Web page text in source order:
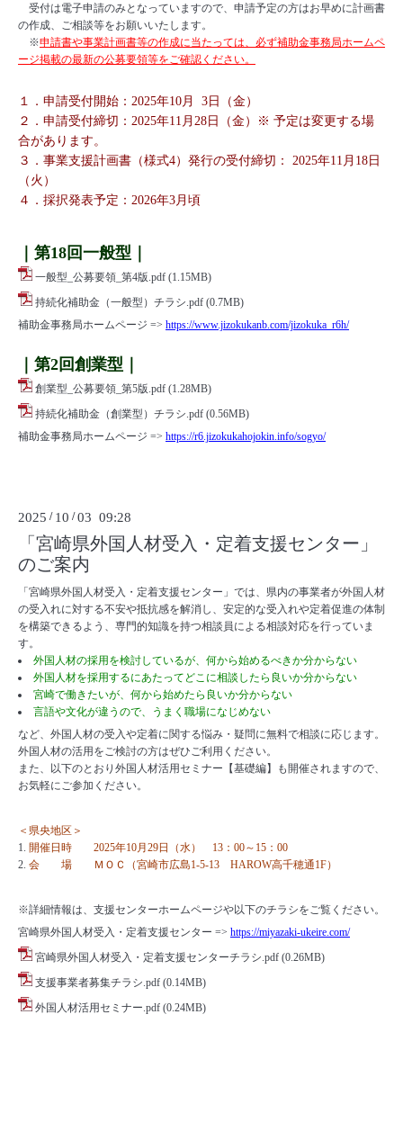
受付は電子申請のみとなっていますので、申請予定の方はお早めに計画書
の作成、ご相談等をお願いいたします。
※申請書や事業計画書等の作成に当たっては、必ず補助金事務局ホームペ
ージ掲載の最新の公募要領等をご確認ください。
１．申請受付開始：2025年10月 3日（金）
２．申請受付締切：2025年11月28日（金）※ 予定は変更する場
合があります。
３．事業支援計画書（様式4）発行の受付締切： 2025年11月18日
（火）
４．採択発表予定：2026年3月頃
｜第18回一般型｜
一般型_公募要領_第4版.pdf (1.15MB)
持続化補助金（一般型）チラシ.pdf (0.7MB)
補助金事務局ホームページ => https://www.jizokukanb.com/jizokuka_r6h/
｜第2回創業型｜
創業型_公募要領_第5版.pdf (1.28MB)
持続化補助金（創業型）チラシ.pdf (0.56MB)
補助金事務局ホームページ => https://r6.jizokukahojokin.info/sogyo/
2025 / 10 /03 09:28
「宮崎県外国人材受入・定着支援センター」
のご案内
「宮崎県外国人材受入・定着支援センター」では、県内の事業者が外国人材
の受入れに対する不安や抵抗感を解消し、安定的な受入れや定着促進の体制
を構築できるよう、専門的知識を持つ相談員による相談対応を行っていま
す。
外国人材の採用を検討しているが、何から始めるべきか分からない
外国人材を採用するにあたってどこに相談したら良いか分からない
宮崎で働きたいが、何から始めたら良いか分からない
言語や文化が違うので、うまく職場になじめない
など、外国人材の受入や定着に関する悩み・疑問に無料で相談に応じます。
外国人材の活用をご検討の方はぜひご利用ください。
また、以下のとおり外国人材活用セミナー【基礎編】も開催されますので、
お気軽にご参加ください。
＜県央地区＞
開催日時 2025年10月29日（水） 13：00～15：00
会 場 ＭＯＣ（宮崎市広島1-5-13 HAROW高千穂通1F）
※詳細情報は、支援センターホームページや以下のチラシをご覧ください。
宮崎県外国人材受入・定着支援センター => https://miyazaki-ukeire.com/
宮崎県外国人材受入・定着支援センターチラシ.pdf (0.26MB)
支援事業者募集チラシ.pdf (0.14MB)
外国人材活用セミナー.pdf (0.24MB)